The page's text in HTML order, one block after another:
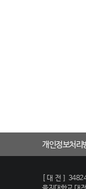
개인정보처리
[대전]